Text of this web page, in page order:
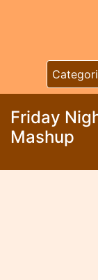
Friday
Mashup